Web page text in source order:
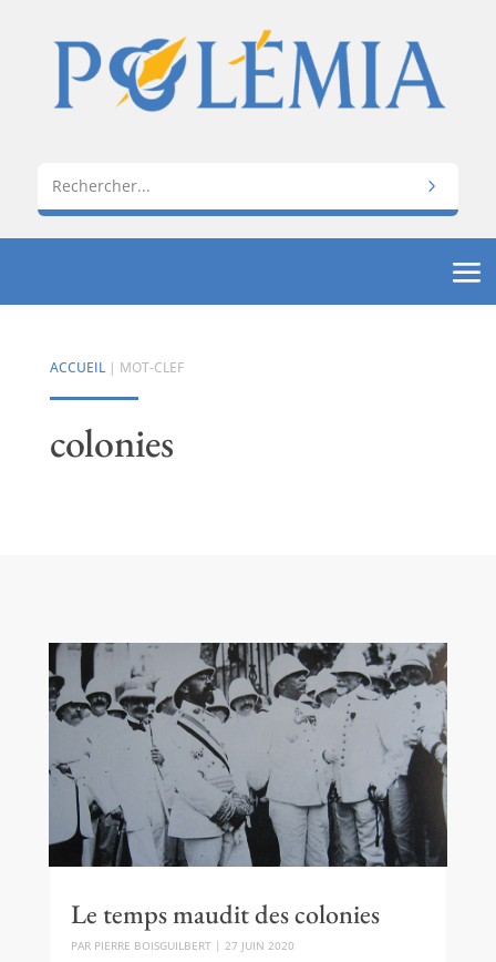
ACCUEIL| MOT-CLEF
colonies
Le temps maudit des colonies
PAR PIERRE BOISGUILBERT| 27 JUIN 2020